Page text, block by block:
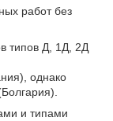
работ без
типов Д, 1Д, 2Д
однако
и типами